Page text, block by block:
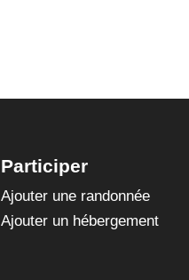
Participer
Ajouter une randonnée
Ajouter un hébergement